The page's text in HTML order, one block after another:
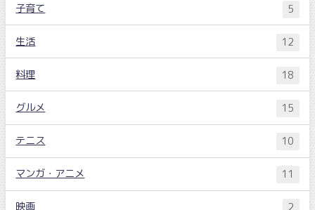
子育て 5
生活 12
料理 18
グルメ 15
テニス 10
マンガ・アニメ 11
映画